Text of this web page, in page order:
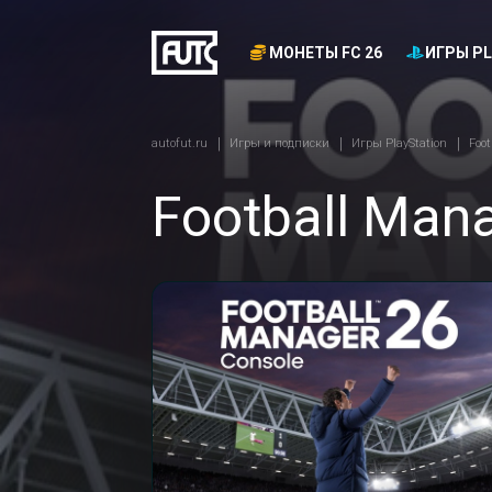
МОНЕТЫ FC 26 ИГРЫ
autofut.ru Игры и подписки Игры PlayStation
Football